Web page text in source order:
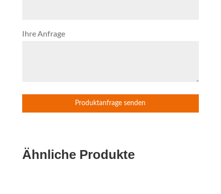
Ihre Anfrage
Ähnliche Produkte